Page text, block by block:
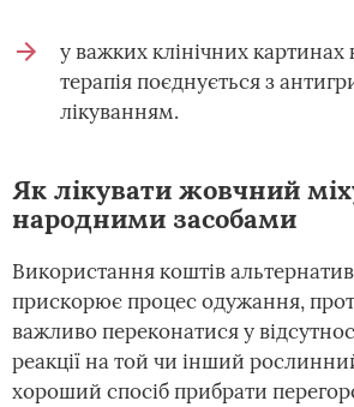
у важких клінічних
терапія поєднується з
лікуванням.
Як лікувати жовчний
народними засобами
Використання коштів
прискорює процес одужання,
важливо переконатися у
реакції на той чи інший
хороший спосіб прибрати